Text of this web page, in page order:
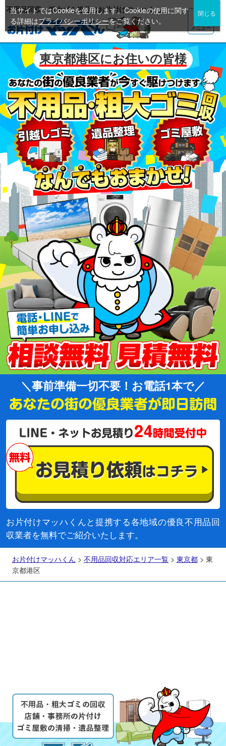
不用品回収・粗大ゴミ処分のお片付けマッハくん
メニュー
東京都港区にお住いの皆様
事前準備一切不要！お電話1本で
お片付けマッハくんと提携する各地域の優良不用品回
収業者を無料でご紹介いたします。
お片付けマッハくん > 不用品回収対応エリア一覧> 東京都> 東
京都港区
当サイトではCookieを使用します。Cookieの使用に関す
る詳細はプライバシーポリシーをご覧ください。